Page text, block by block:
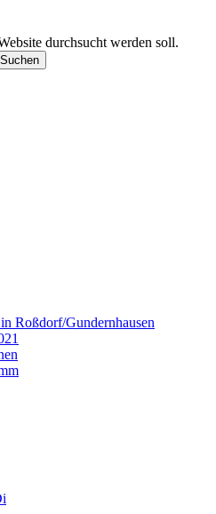
durchsucht werden soll.
Suchen
Roßdorf/Gundernhausen